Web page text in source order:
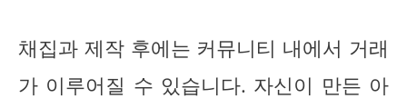
채집과 제작 후에는 커뮤니티 내에서 거래
가 이루어질 수 있습니다. 자신이 만든 아